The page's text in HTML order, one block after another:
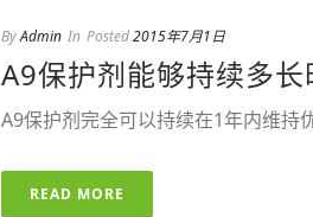
ByAdmin In Posted2015年7月1日
A9保护剂能够持续多长
A9保护剂完全可以持续在1年内维持
READ MORE